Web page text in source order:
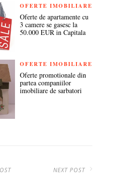
OFERTE IMOBILIARE
Oferte de apartamente cu
3 camere se gasesc la
50.000 EUR in Capitala
OFERTE IMOBILIARE
Oferte promotionale din
partea companiilor
imobiliare de sarbatori
NEXT POST